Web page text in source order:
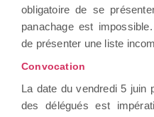
obligatoire de se
panachage est
de présenter une liste
Convocation
La date du vendredi 5 juin
des délégués est